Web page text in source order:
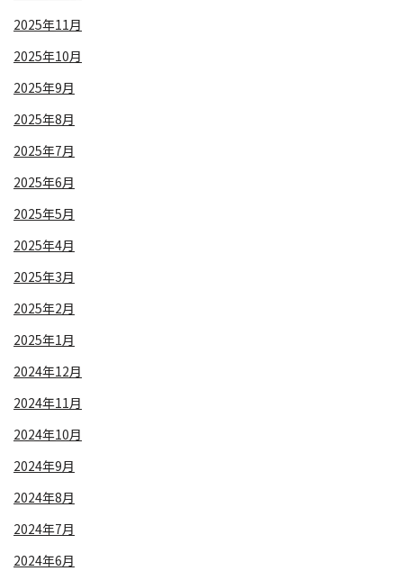
2025年11月
2025年10月
2025年9月
2025年8月
2025年7月
2025年6月
2025年5月
2025年4月
2025年3月
2025年2月
2025年1月
2024年12月
2024年11月
2024年10月
2024年9月
2024年8月
2024年7月
2024年6月